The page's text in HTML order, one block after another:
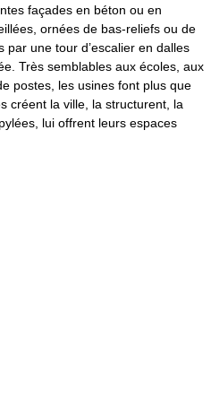
façades en béton ou en
ornées de bas-reliefs ou de
une tour d’escalier en dalles
Très semblables aux écoles, aux
postes, les usines font plus que
créent la ville, la structurent, la
lui offrent leurs espaces